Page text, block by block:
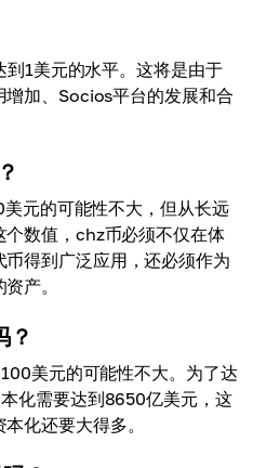
1美元的水平。这将是由于
加、Socios平台的发展和合
元的可能性不大，但从长远
数值，chz币必须不仅在体
得到广泛应用，还必须作为
产。
？
美元的可能性不大。为了达
化需要达到8650亿美元，这
化还要大得多。